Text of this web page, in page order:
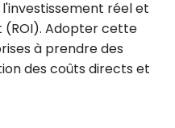
réel et
(ROI). Adopter cette
à prendre des
des coûts directs et